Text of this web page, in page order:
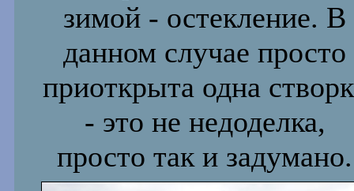
зимой - остекление. В
данном случае просто
приоткрыта одна
- это не недоделка,
просто так и задумано.